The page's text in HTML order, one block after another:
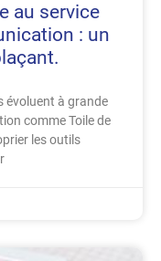
au service
: un
évoluent à grande
comme Toile de
les outils